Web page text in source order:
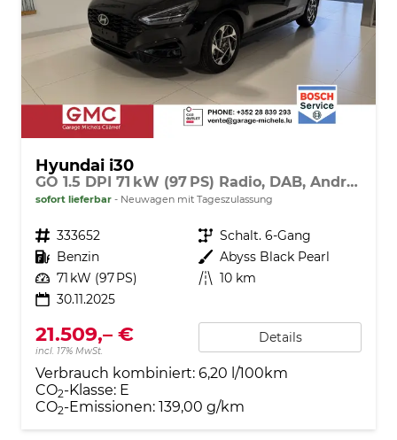
Hyundai i30
GO 1.5 DPI 71 kW (97 PS) Radio, DAB, Android Auto, Apple CarPlay, Navigationssystem, Bluetooth, Klimaanlage, Lenkradheizung, Sitzheizung, Rückfahrkamera, Einparkhilfe vorne und hinten, 16 Zoll Leichtmetallfelgen, uvm.
sofort lieferbar Neuwagen mit Tageszulassung
Fahrzeugnr. 333652 Getriebe Schalt. 6-Gang
Kraftstoff Benzin Außenfarbe Abyss Black Pearl
Leistung 71 kW (97 PS) Kilometerstand 10 km
30.11.2025
21.509,– €
incl. 17% MwSt.
Details
Verbrauch kombiniert: 6,20 l/100km
CO2-Klasse: E
CO2-Emissionen: 139,00 g/km